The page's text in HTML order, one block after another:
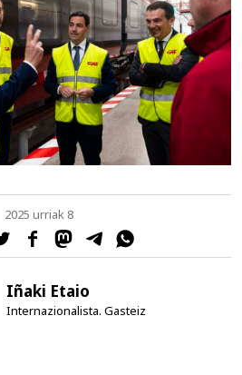
2025 urriak 8
Iñaki Etaio
Internazionalista. Gasteiz